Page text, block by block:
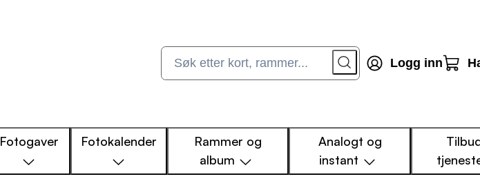
Logg inn
Fotogaver Fotokalender
Rammer og
album
Analogt og
instant